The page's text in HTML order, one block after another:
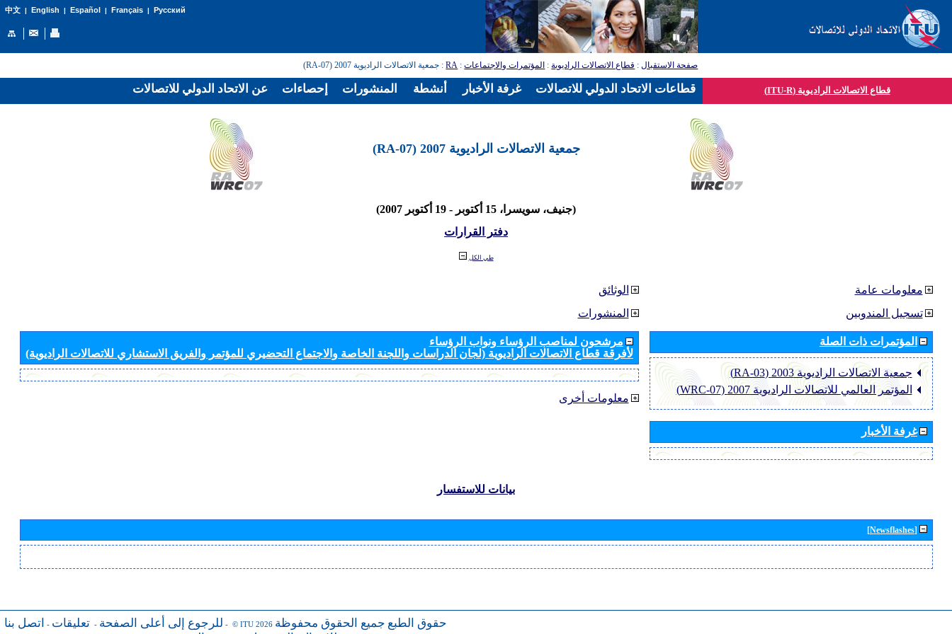
中文| English | Español | Français| Русский
صفحة الاستقبال: قطاع الاتصالات الراديوية: المؤتمرات والاجتماعات:
RA: جمعية الاتصالات الراديوية 2007 (RA-07)
قطاع الاتصالات الراديوية (ITU-R)
جمعية الاتصالات الراديوية 2007 (RA-07)
(جنيف، سويسرا، 15 أكتوبر - 19 أكتوبر 2007)
دفتر القرارات
طي الكل
الوثائق
المنشورات
مرشحون لمناصب الرؤساء ونواب الرؤساء
لأفرقة قطاع الاتصالات الراديوية (لجان الدراسات واللجنة الخاصة والاجتماع التحضيري للمؤتمر والفريق الاستشاري للاتصالات الراديوية)
معلومات أخرى
معلومات عامة
تسجيل المندوبين
المؤتمرات ذات الصلة
جمعية الاتصالات الراديوية 2003 (RA-03)
المؤتمر العالمي للاتصالات الراديوية 2007 (WRC-07)
غرفة الأخبار
بيانات للاستفسار
[Newsflashes]
للرجوع إلى أعلى الصفحة - تعليقات - اتصل بنا - © ITU 2026 حقوق الطبع جميع الحقوق محفوظة
عن الاتحاد الدولي للاتصالات إحصاءات المنشورات أنشطة غرفة الأخبار قطاعات الاتحاد الدولي للاتصالات